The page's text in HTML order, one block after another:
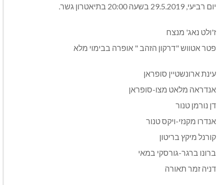
יום רביעי, 29.5.2019 בשעה 20:00 בתיאטרון גשר.
ז'ולט נאג' מנצח
פטר אטווש "דרקון הזהב " אופרה בבימוי מלא
עינת ארונשטיין סופראן
אנדראה מלאט מצו-סופראן
דן נורמן טנור
אנדרו מקנזי-ויקס טנור
קורנל מיקץ בריטון
ברונו ברגר-גורסקי במאי
דניה זמר תאורה